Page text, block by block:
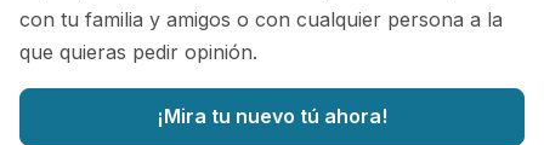
con tu familia y amigos o con cualquier persona a la
que quieras pedir opinión.
¡Mira tu nuevo tú ahora!